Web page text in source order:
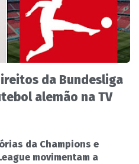
da Bundesliga
alemão na TV
da Champions e
movimentam a